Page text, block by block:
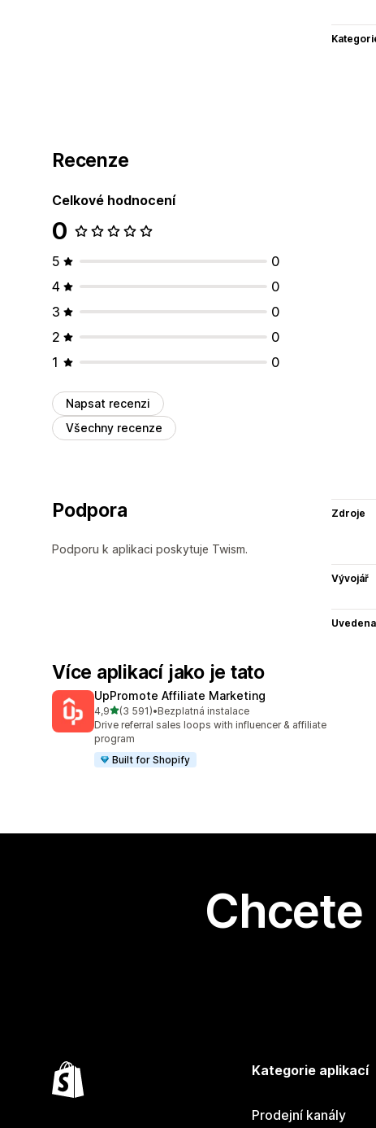
Recenze
Celkové hodnocení
0
5
0
4
0
3
0
2
0
1
0
Napsat recenzi
Všechny recenze
Podpora
Podporu k aplikaci poskytuje Twism.
Zdroje
Vývojář
Uvedena
Více aplikací jako je tato
UpPromote Affiliate Marketing
4,9z 5 hvězd
(3 591)
Celkový počet recenzí: 3591
•Bezplatná instalace
Drive referral sales loops with influencer & affiliate
program
Built for Shopify
Kategorie aplikací
Prodejní kanály